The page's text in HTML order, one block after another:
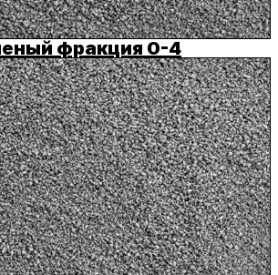
фракция 0-4